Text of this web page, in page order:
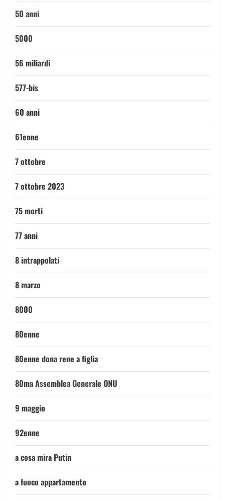
50 anni
5000
56 miliardi
577-bis
60 anni
61enne
7 ottobre
7 ottobre 2023
75 morti
77 anni
8 intrappolati
8 marzo
8000
80enne
80enne dona rene a figlia
80ma Assemblea Generale ONU
9 maggio
92enne
a cosa mira Putin
a fuoco appartamento